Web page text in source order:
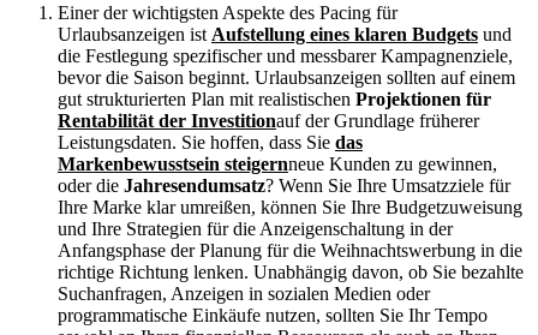
Einer der wichtigsten Aspekte des Pacing für
Urlaubsanzeigen ist Aufstellung eines klaren Budgets und
die Festlegung spezifischer und messbarer Kampagnenziele,
bevor die Saison beginnt. Urlaubsanzeigen sollten auf einem
gut strukturierten Plan mit realistischen Projektionen für
Rentabilität der Investitionauf der Grundlage früherer
Leistungsdaten. Sie hoffen, dass Sie das
Markenbewusstsein steigernneue Kunden zu gewinnen,
oder die Jahresendumsatz? Wenn Sie Ihre Umsatzziele für
Ihre Marke klar umreißen, können Sie Ihre Budgetzuweisung
und Ihre Strategien für die Anzeigenschaltung in der
Anfangsphase der Planung für die Weihnachtswerbung in die
richtige Richtung lenken. Unabhängig davon, ob Sie bezahlte
Suchanfragen, Anzeigen in sozialen Medien oder
programmatische Einkäufe nutzen, sollten Sie Ihr Tempo